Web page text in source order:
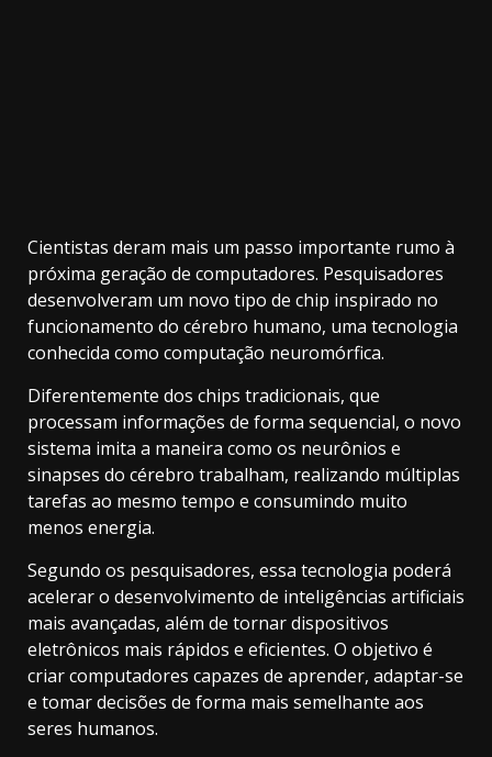
Cientistas deram mais um passo importante rumo à
próxima geração de computadores. Pesquisadores
desenvolveram um novo tipo de chip inspirado no
funcionamento do cérebro humano, uma tecnologia
conhecida como computação neuromórfica.
Diferentemente dos chips tradicionais, que
processam informações de forma sequencial, o novo
sistema imita a maneira como os neurônios e
sinapses do cérebro trabalham, realizando múltiplas
tarefas ao mesmo tempo e consumindo muito
menos energia.
Segundo os pesquisadores, essa tecnologia poderá
acelerar o desenvolvimento de inteligências artificiais
mais avançadas, além de tornar dispositivos
eletrônicos mais rápidos e eficientes. O objetivo é
criar computadores capazes de aprender, adaptar-se
e tomar decisões de forma mais semelhante aos
seres humanos.